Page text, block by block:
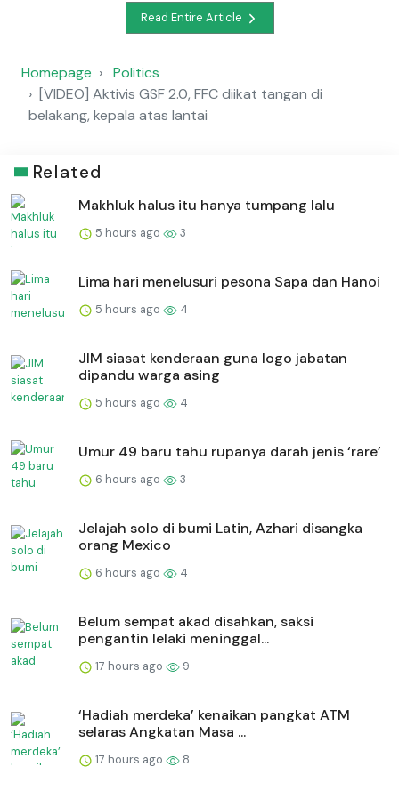
Read Entire Article
Homepage
Politics
[VIDEO] Aktivis GSF 2.0, FFC diikat tangan di
belakang, kepala atas lantai
Related
Makhluk halus itu hanya tumpang lalu
5 hours ago 3
Lima hari menelusuri pesona Sapa dan Hanoi
5 hours ago 4
JIM siasat kenderaan guna logo jabatan
dipandu warga asing
5 hours ago 4
Umur 49 baru tahu rupanya darah jenis ‘rare’
6 hours ago 3
Jelajah solo di bumi Latin, Azhari disangka
orang Mexico
6 hours ago 4
Belum sempat akad disahkan, saksi
pengantin lelaki meninggal...
17 hours ago 9
‘Hadiah merdeka’ kenaikan pangkat ATM
selaras Angkatan Masa ...
17 hours ago 8